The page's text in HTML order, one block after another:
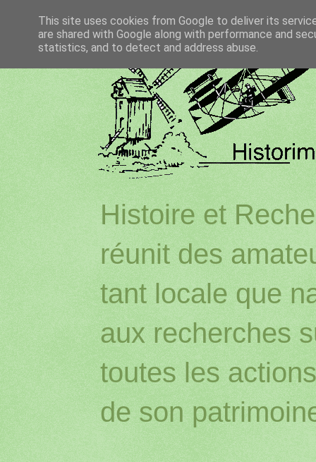
Histoire et
réunit des
tant locale que
aux recherches
toutes les
de son
This site uses cookies from Google to deliver its
are shared with Google along with performance and
statistics, and to detect and address abuse.